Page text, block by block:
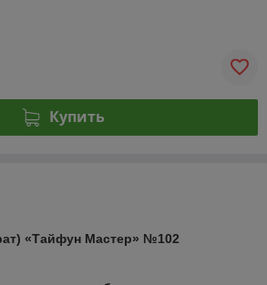
Купить
«Тайфун Мастер» №102